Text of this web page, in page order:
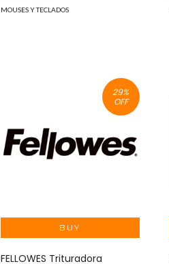
MOUSES Y TECLADOS
29%
OFF
FELLOWES Trituradora